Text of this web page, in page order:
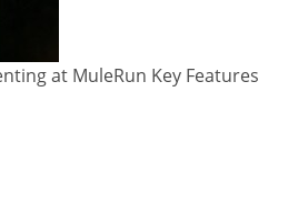
at MuleRun Key Features